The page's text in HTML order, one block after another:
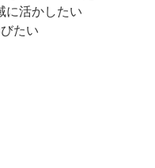
に活かしたい
たい